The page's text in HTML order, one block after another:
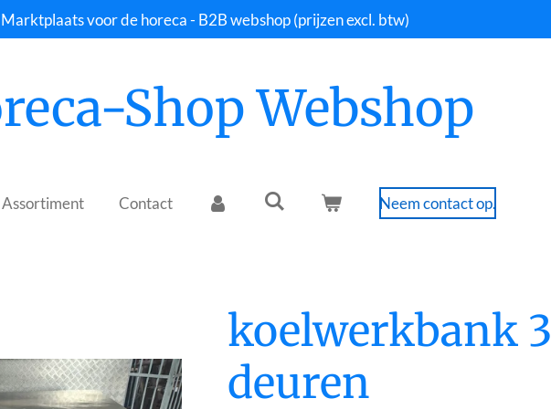
Marktplaats voor de horeca - B2B webshop (prijzen excl. btw)
Shop Webshop
Assortiment Contact Neem contact op.
koelwerkbank 3
deuren